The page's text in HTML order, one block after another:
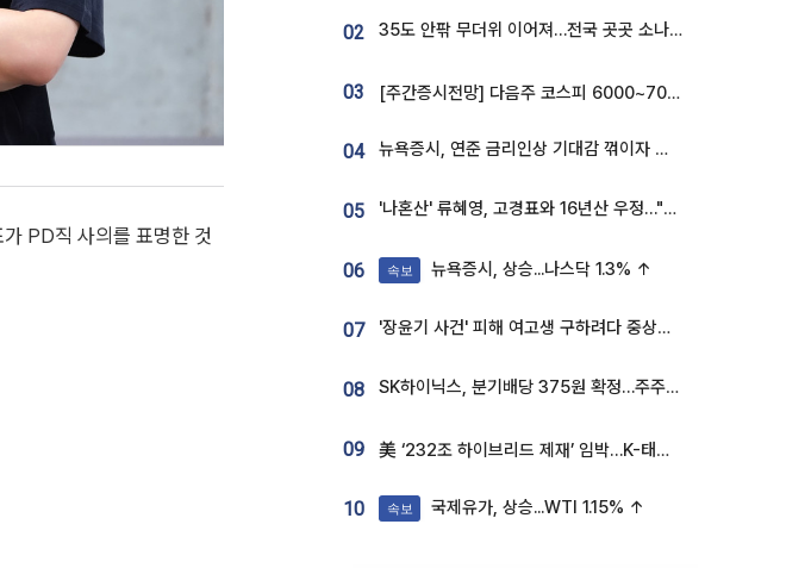
PD직 사의를 표명한 것
02 35도 안팎 무더위 이어져…전국 곳곳 소나기 [오늘 날씨]
03 [주간증시전망] 다음주 코스피 6000~7000⋯“外人 수급은 정책이 변수”
04 뉴욕증시, 연준 금리인상 기대감 꺾이자 상승...S&P500 사상 최고치 [종합]
05 '나혼산' 류혜영, 고경표와 16년산 우정…"자취방서 부모님과 마주쳐"
06 속보 뉴욕증시, 상승...나스닥 1.3% ↑
07 '장윤기 사건' 피해 여고생 구하려다 중상…고교생 의상자 지정
08 SK하이닉스, 분기배당 375원 확정…주주환원책 9월로 앞당겨 발표
09 美 ‘232조 하이브리드 제재’ 임박…K-태양광, 불확실성 털고 날개 다나
10 속보 국제유가, 상승...WTI 1.15% ↑